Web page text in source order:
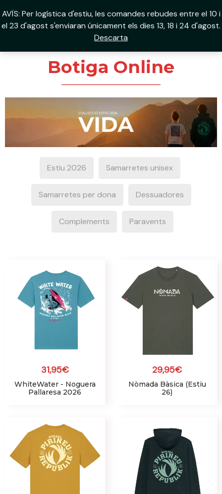
AVÏS: Per logística d'estiu, les comandes rebudes entre el 10 i
el 23 d'agost s'enviaran únicament els dies 13, 18 i 24 d'agost.
Descarta
al
contingut
0
Botiga Online
Estiu 2026 Samarretes unisex
Samarretes per dona Dessuadores
Complements Paravents
31,95€
WhiteWater - Noguera
Pallaresa 2026
29,95€
Nòmada Bàsica (Estiu
26)